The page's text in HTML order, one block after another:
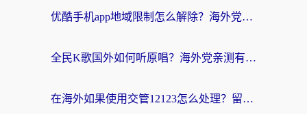
优酷手机app地域限制怎么解除？海外党亲测有效的追剧方案
全民K歌国外如何听原唱？海外党亲测有效的回国加速器选择指南
在海外如果使用交管12123怎么处理？留学生亲测有效的回国加速方案